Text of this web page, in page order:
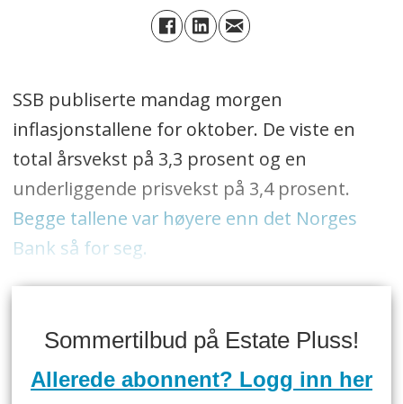
SSB publiserte mandag morgen
inflasjonstallene for oktober. De viste en
total årsvekst på 3,3 prosent og en
underliggende prisvekst på 3,4 prosent.
Begge tallene var høyere enn det Norges
Bank så for seg.
Sommertilbud på Estate Pluss!
Allerede abonnent? Logg inn her